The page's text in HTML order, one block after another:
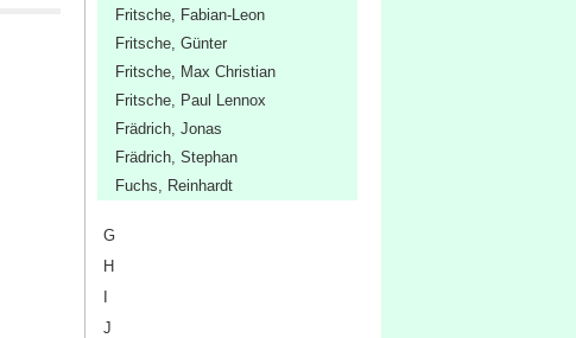
Fritsche, Fabian-Leon
Fritsche, Günter
Fritsche, Max Christian
Fritsche, Paul Lennox
Frädrich, Jonas
Frädrich, Stephan
Fuchs, Reinhardt
G
H
J